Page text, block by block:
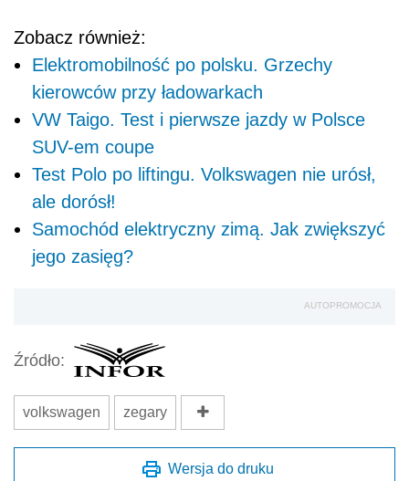
Zobacz również:
Elektromobilność po polsku. Grzechy
kierowców przy ładowarkach
VW Taigo. Test i pierwsze jazdy w Polsce
SUV-em coupe
Test Polo po liftingu. Volkswagen nie urósł,
ale dorósł!
Samochód elektryczny zimą. Jak zwiększyć
jego zasięg?
AUTOPROMOCJA
Źródło:
volkswagen zegary
Wersja do druku